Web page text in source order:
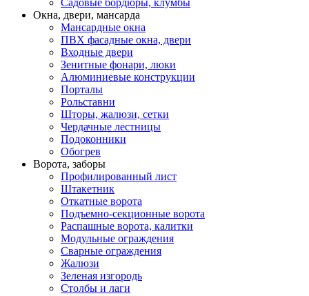
Окна, двери, мансарда
Мансардные окна
ПВХ фасадные окна, двери
Входные двери
Зенитные фонари, люки
Алюминиевые конструкции
Порталы
Рольставни
Шторы, жалюзи, сетки
Чердачные лестницы
Подоконники
Обогрев
Ворота, заборы
Профилированный лист
Штакетник
Откатные ворота
Подъемно-секционные ворота
Распашные ворота, калитки
Модульные ограждения
Сварные ограждения
Жалюзи
Зеленая изгородь
Столбы и лаги